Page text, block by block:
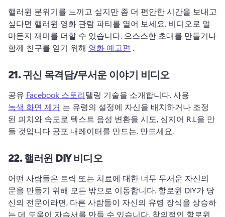
핼러윈 분위기를 느끼고 싶지만 좀 더 편안한 시간을 보내고
싶다면 핼러윈 영화 관람 파티를 열어 보세요. 비디오로 얼
마든지 재미를 더할 수 있습니다. 으스스한 초대를 만들거나
함께 친구를 얻기 위해 영화 예고편 .
21.귀신 목격담/무서운 이야기 비디오
공유 Facebook 스토리텔링 기술을 소개합니다. 사용
녹색 화면 제거 는 유령의 설정에 자신을 배치하거나 조정
된 피치와 속도로 텍스트 음성 변환을 시도, 심지어 R.L을 만
들 것입니다 공포 내레이터를 만드는. 만드세요.
22.핼러윈 DIY 비디오
어떤 사람들은 트릭 또는 치료에 대한 너무 무서운 자신의
문을 만들기 위해 모든 밖으로 이동합니다. 할로윈 DIY가 당
신의 전문이라면, 다른 사람들이 자신의 유령 장식을 상승하
는 데 도움이 자습서를 만들 수 있습니다. 창의적인 할로윈